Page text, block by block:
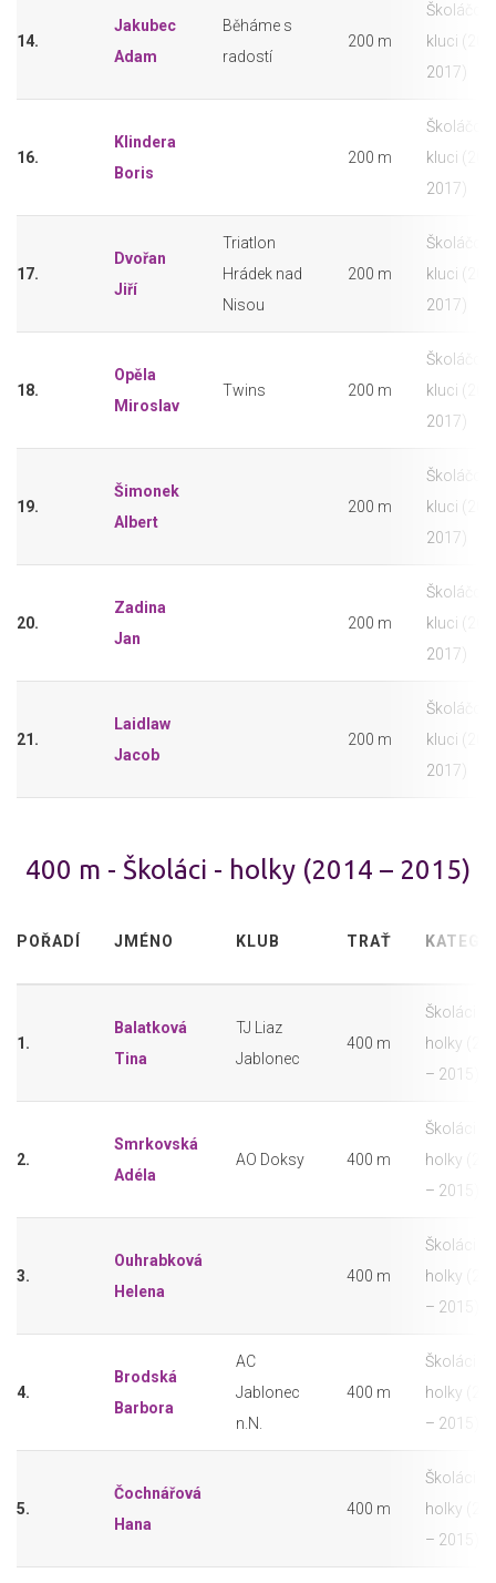
14.
Jakubec
Adam
Běháme s
radostí
200 m
Školáčci -
kluci
2017)
16.
Klindera
Boris
200 m
Školáčci -
kluci
2017)
17.
Dvořan
Jiří
Triatlon
Hrádek nad
Nisou
200 m
Školáčci -
kluci
2017)
18.
Opěla
Miroslav
Twins 200 m
Školáčci -
kluci
2017)
19.
Šimonek
Albert
200 m
Školáčci -
kluci
2017)
20.
Zadina
Jan
200 m
Školáčci -
kluci
2017)
21.
Laidlaw
Jacob
200 m
Školáčci -
kluci
2017)
400 m - Školáci - holky (2014 – 2015)
POŘADÍ JMÉNO KLUB TRAŤ
1.
Balatková
Tina
TJ Liaz
Jablonec
400 m
Školáci -
holky
– 2015)
2.
Smrkovská
Adéla
AO Doksy 400 m
Školáci -
holky
– 2015)
3.
Ouhrabková
Helena
400 m
Školáci -
holky
– 2015)
4.
Brodská
Barbora
AC
Jablonec
n.N.
400 m
Školáci -
holky
– 2015)
5.
Čochnářová
Hana
400 m
Školáci -
holky
– 2015)